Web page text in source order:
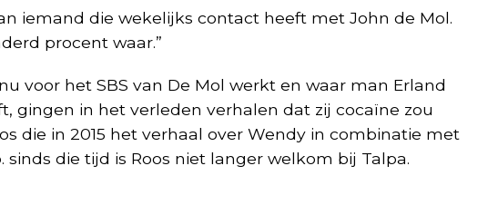
iemand die wekelijks contact heeft met John de Mol.
procent waar.”
voor het SBS van De Mol werkt en waar man Erland
gingen in het verleden verhalen dat zij cocaïne zou
die in 2015 het verhaal over Wendy in combinatie met
die tijd is Roos niet langer welkom bij Talpa.